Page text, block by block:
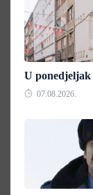
U ponedjeljak
07.08.2026.